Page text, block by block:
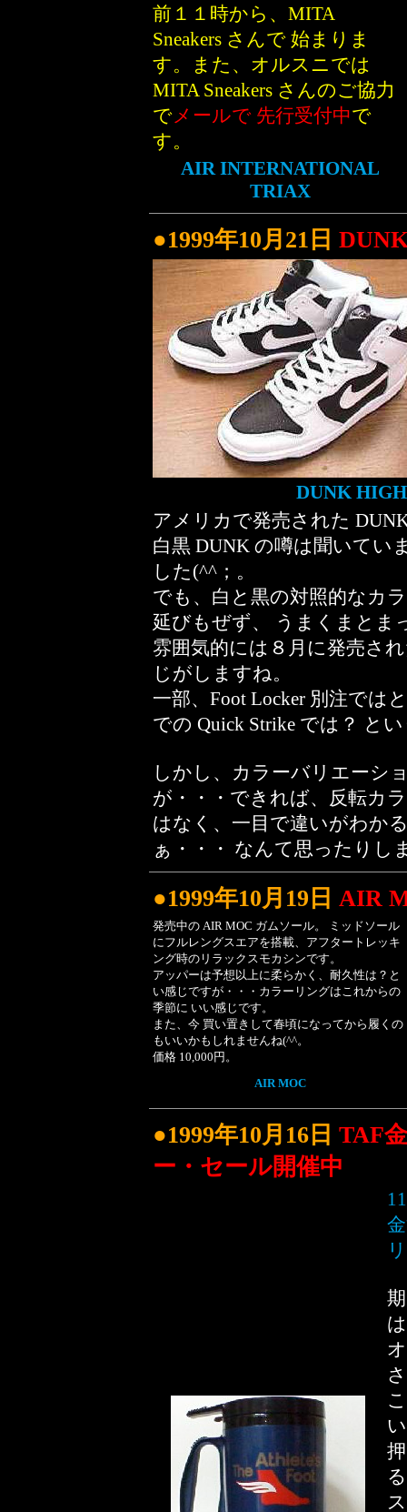
前１１時から、MITA
Sneakers さんで 始まりま
す。また、オルスニでは
MITA Sneakers さんのご協力
でメールで 先行受付中で
す。
AIR INTERNATIONAL
TRIAX
●1999年10月21日
DUNK
アメリカで発売された
白黒 DUNK の噂は聞いてい
した(^^；。
でも、白と黒の対照的なカ
延びもぜず、 うまくまとま
雰囲気的には８月に発売さ
じがしますね。
一部、Foot Locker 別注では
での Quick Strike では？ と
しかし、カラーバリエーシ
が・・・できれば、反転カ
はなく、一目で違いがわか
ぁ・・・ なんて思ったりし
●1999年10月19日 AIR
発売中の AIR MOC ガムソール。 ミッドソール
にフルレングスエアを搭載、アフタートレッキ
ング時のリラックスモカシンです。
アッパーは予想以上に柔らかく、耐久性は？と
い感じですが・・・カラーリングはこれからの
季節に いい感じです。
また、今 買い置きして春頃になってから履くの
もいいかもしれませんね(^^。
価格 10,000円。
AIR MOC
●1999年10月16日 TAF
ー・セール開催中